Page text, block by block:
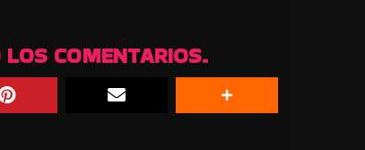
COMENTARIOS.